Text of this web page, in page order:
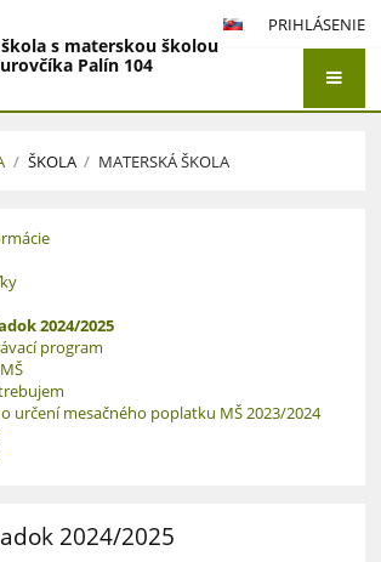
PRIHLÁSENIE
s materskou školou
Palín 104
/ ŠKOLA / MATERSKÁ ŠKOLA
2024/2025
program
určení mesačného poplatku MŠ 2023/2024
2024/2025